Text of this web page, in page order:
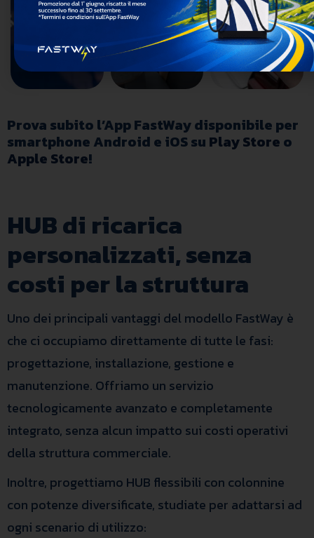
Prova subito l’App FastWay disponibile per
smartphone Android e iOS su Play Store o
Apple Store!
HUB di ricarica
personalizzati, senza
costi per la struttura
Uno dei principali vantaggi del modello FastWay è
che ci occupiamo direttamente di tutte le fasi:
progettazione, installazione, gestione e
manutenzione. Offriamo un servizio
tecnologicamente avanzato e completamente
integrato, senza alcun impatto sui costi operativi
della struttura commerciale.
Inoltre, progettiamo HUB flessibili con colonnine
con potenze diversificate, studiate per adattarsi ad
ogni scenario di utilizzo: